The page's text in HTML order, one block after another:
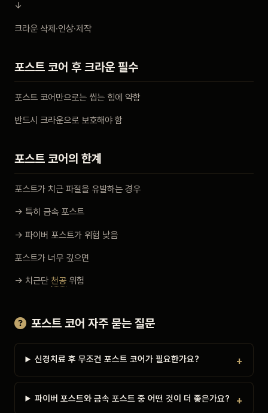
↓
크라운 삭제·인상·제작
포스트 코어 후 크라운 필수
포스트 코어만으로는 씹는 힘에 약함
반드시 크라운으로 보호해야 함
포스트 코어의 한계
포스트가 치근 파절을 유발하는 경우
→ 특히 금속 포스트
→ 파이버 포스트가 위험 낮음
포스트가 너무 깊으면
→ 치근단 천공 위험
포스트 코어 자주 묻는 질문
신경치료 후 무조건 포스트 코어가 필요한가요?
파이버 포스트와 금속 포스트 중 어떤 것이 더 좋은가요?